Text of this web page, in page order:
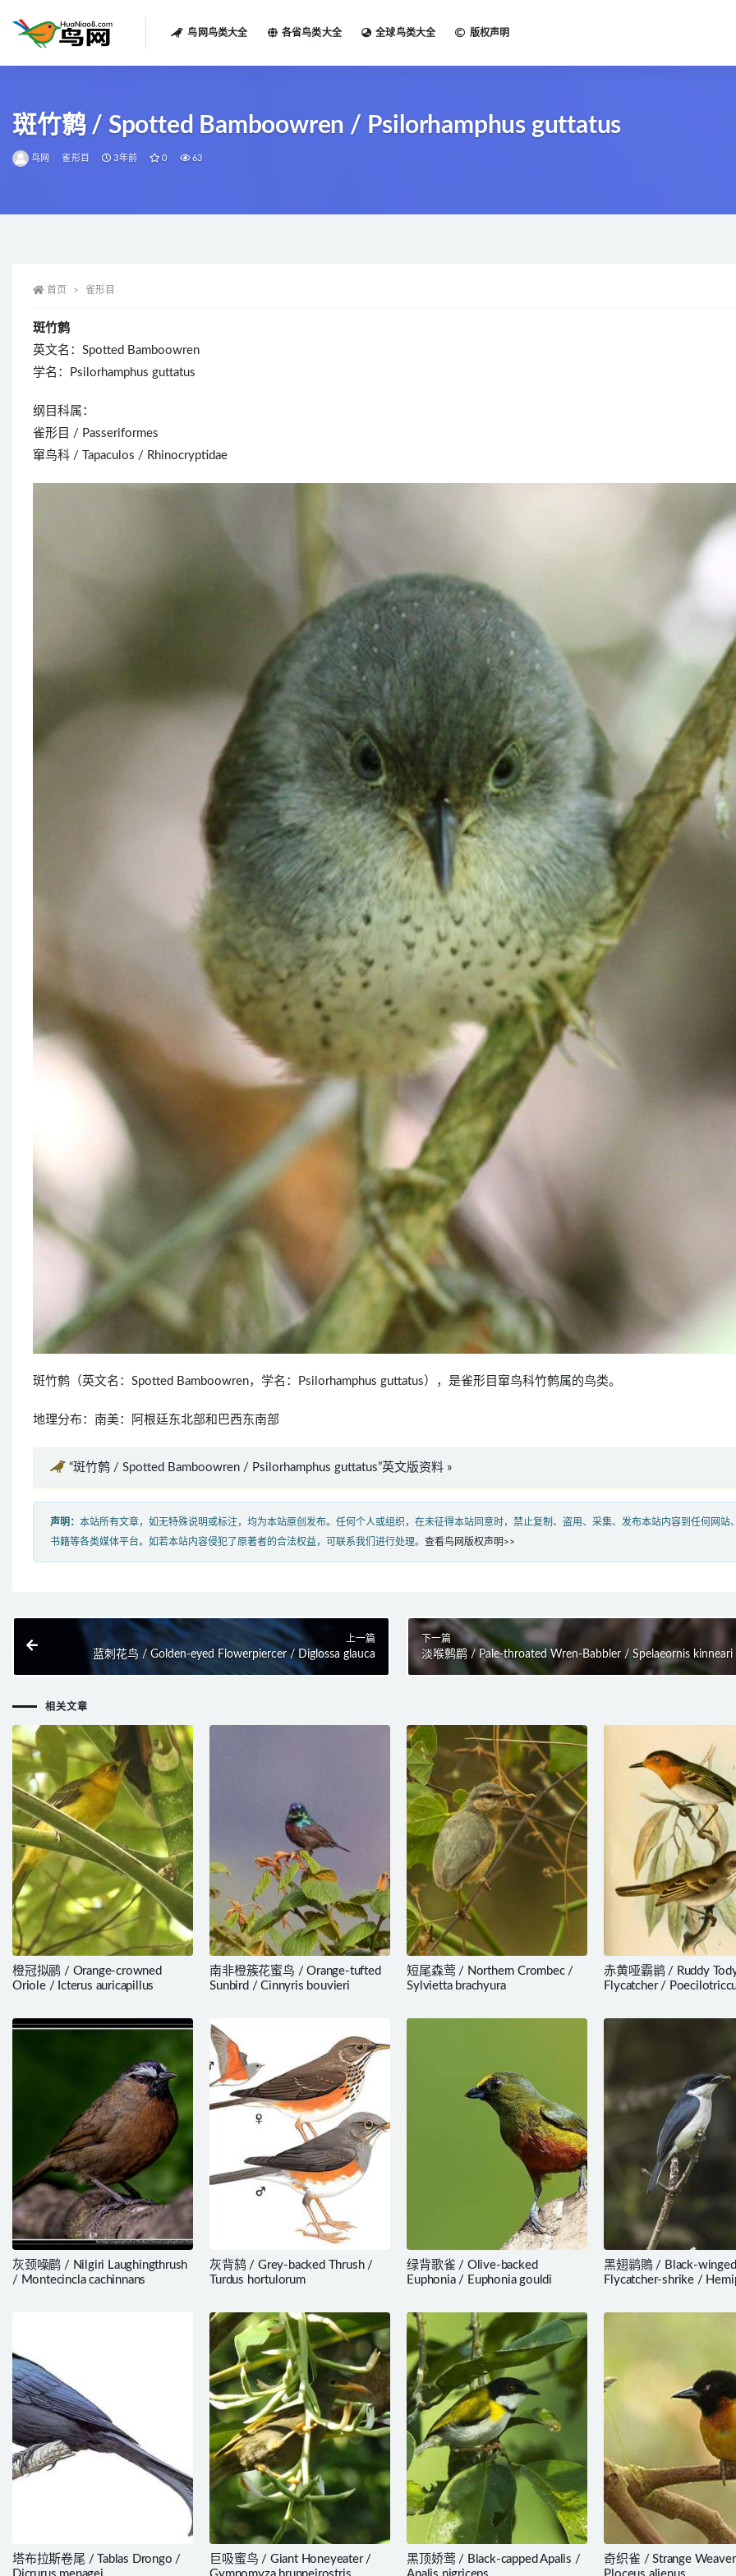
鸟网鸟类大全 各省鸟类大全 全球鸟类大全 版权声明
斑竹鹩 / Spotted Bamboowren / Psilorhamphus guttatus
鸟网 雀形目 3年前 0 63
首页 雀形目
斑竹鹩
英文名：Spotted Bamboowren
学名：Psilorhamphus guttatus
纲目科属：
雀形目 / Passeriformes
窜鸟科 / Tapaculos / Rhinocryptidae
斑竹鹩（英文名：Spotted Bamboowren，学名：Psilorhamphus guttatus），是雀形目窜鸟科竹鹩属的鸟类。
地理分布：南美：阿根廷东北部和巴西东南部
“斑竹鹩 / Spotted Bamboowren / Psilorhamphus guttatus”英文版资料 »
声明： 本站所有文章，如无特殊说明或标注，均为本站原创发布。任何个人或组织，在未征得本站同意时，禁止复制、盗用、采集、发布本站内容到任何网站
书籍等各类媒体平台。如若本站内容侵犯了原著者的合法权益，可联系我们进行处理。 查看鸟网版权声明>>
上一篇
蓝刺花鸟 / Golden-eyed Flowerpiercer / Diglossa glauca
下一篇
淡喉鹩鹛 / Pale-throated Wren-Babbler / Spelaeornis kinneari
相关文章
橙冠拟鹂 / Orange-crowned
Oriole / Icterus auricapillus
南非橙簇花蜜鸟 / Orange-tufted
Sunbird / Cinnyris bouvieri
短尾森莺 / Northern Crombec /
Sylvietta brachyura
赤黄哑霸鹟 / Ruddy
Flycatcher /
灰颈噪鹛 / Nilgiri Laughingthrush
/ Montecincla cachinnans
灰背鸫 / Grey-backed Thrush /
Turdus hortulorum
绿背歌雀 / Olive-backed
Euphonia / Euphonia gouldi
黑翅鹟鵙 / Black-winged
Flycatcher-shrike /
塔布拉斯卷尾 / Tablas Drongo /
巨吸蜜鸟 / Giant Honeyeater /
黑顶娇莺 / Black-capped Apalis /
奇织雀 / Strange